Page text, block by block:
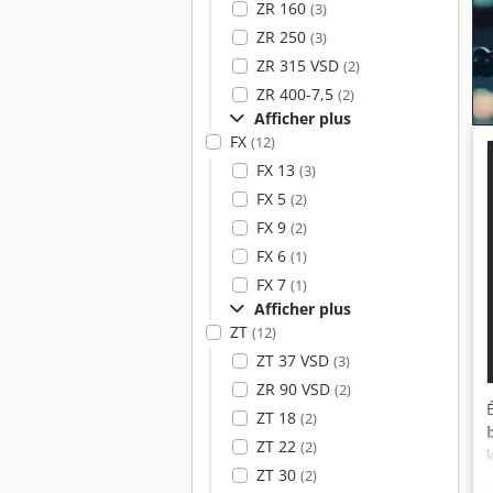
ZR 160 (3)
ZR 250 (3)
ZR 315 VSD (2)
ZR 400-7,5 (2)
Afficher plus
FX (12)
FX 13 (3)
FX 5 (2)
FX 9 (2)
FX 6 (1)
FX 7 (1)
Afficher plus
ZT (12)
ZT 37 VSD (3)
ZR 90 VSD (2)
ZT 18 (2)
ZT 22 (2)
ZT 30 (2)